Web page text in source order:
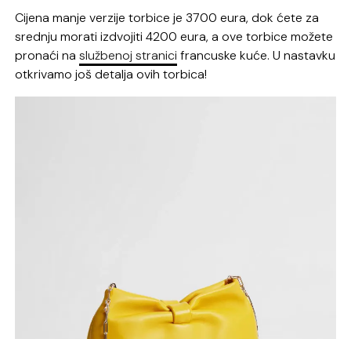
Cijena manje verzije torbice je 3700 eura, dok ćete za
srednju morati izdvojiti 4200 eura, a ove torbice možete
pronaći naslužbenoj stranici francuske kuće. U nastavku
otkrivamo još detalja ovih torbica!